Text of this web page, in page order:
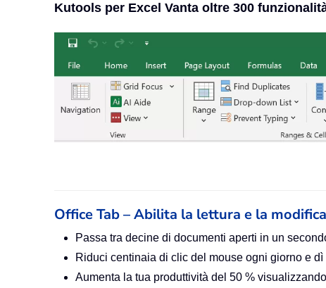
Kutools per Excel Vanta oltre 300
Office Tab – Abilita la lettura e la
Passa tra decine di documenti aperti in un
Riduci centinaia di clic del mouse ogni giorno e dì
Aumenta la tua produttività del 50 %